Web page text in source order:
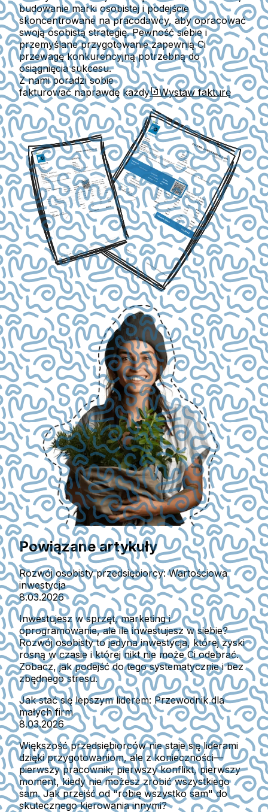
budowanie marki osobistej i podejście
skoncentrowane na pracodawcy, aby opracować
swoją osobistą strategię. Pewność siebie i
przemyślane przygotowanie zapewnią Ci
przewagę konkurencyjną potrzebną do
osiągnięcia sukcesu.
Z nami poradzi sobie
fakturować naprawdę każdy
Wystaw fakturę
Powiązane artykuły
Rozwój osobisty przedsiębiorcy: Wartościowa
inwestycja
8.03.2026
Inwestujesz w sprzęt, marketing i
oprogramowanie, ale ile inwestujesz w siebie?
Rozwój osobisty to jedyna inwestycja, której zyski
rosną w czasie i której nikt nie może Ci odebrać.
Zobacz, jak podejść do tego systematycznie i bez
zbędnego stresu.
Jak stać się lepszym liderem: Przewodnik dla
małych firm
8.03.2026
Większość przedsiębiorców nie staje się liderami
dzięki przygotowaniom, ale z konieczności—
pierwszy pracownik, pierwszy konflikt, pierwszy
moment, kiedy nie możesz zrobić wszystkiego
sam. Jak przejść od "robię wszystko sam" do
skutecznego kierowania innymi?